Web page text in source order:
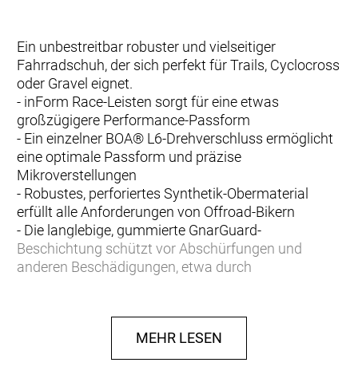
Ein unbestreitbar robuster und vielseitiger
Fahrradschuh, der sich perfekt für Trails, Cyclocross
oder Gravel eignet.
- inForm Race-Leisten sorgt für eine etwas
großzügigere Performance-Passform
- Ein einzelner BOA® L6-Drehverschluss ermöglicht
eine optimale Passform und präzise
Mikroverstellungen
- Robustes, perforiertes Synthetik-Obermaterial
erfüllt alle Anforderungen von Offroad-Bikern
- Die langlebige, gummierte GnarGuard-
Beschichtung schützt vor Abschürfungen und
anderen Beschädigungen, etwa durch
Material ist steif, bietet aber trotzdem einen hohen
- Steifigkeitsindex: 6 von 14
MEHR LESEN